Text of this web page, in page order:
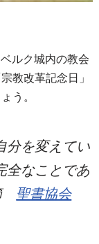
ルク城内の教会
教改革記念日」
う。
分を変えてい
全なことであ
聖書協会